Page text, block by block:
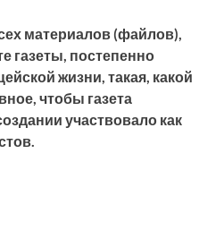
материалов (файлов),
газеты, постепенно
жизни, такая, какой
чтобы газета
участвовало как